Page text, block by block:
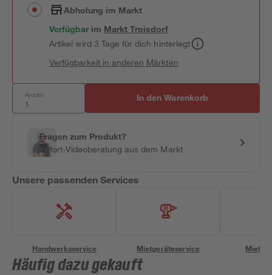
Abholung im Markt
Verfügbar im MarktTroisdorf
Artikel wird 3 Tage für dich hinterlegt
Verfügbarkeit in anderen Märkten
Anzahl: In den Warenkorb
Fragen zum Produkt?
Sofort-Videoberatung aus dem Markt
Unsere passenden Services
Handwerksservice Mietgeräteservice
Häufig dazu gekauft